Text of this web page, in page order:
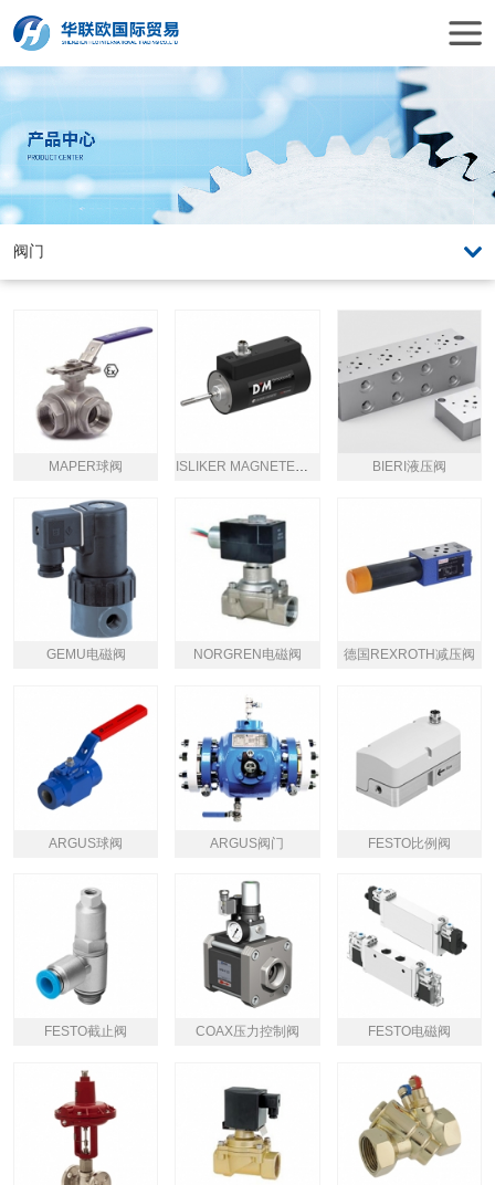
MAPER球阀 ISLIKER MAGNETE电磁阀 BIERI液压阀
GEMU电磁阀 NORGREN电磁阀 德国REXROTH减压阀
ARGUS球阀 ARGUS阀门 FESTO比例阀
FESTO截止阀 COAX压力控制阀 FESTO电磁阀